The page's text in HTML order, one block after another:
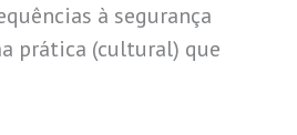
à segurança
prática (cultural) que